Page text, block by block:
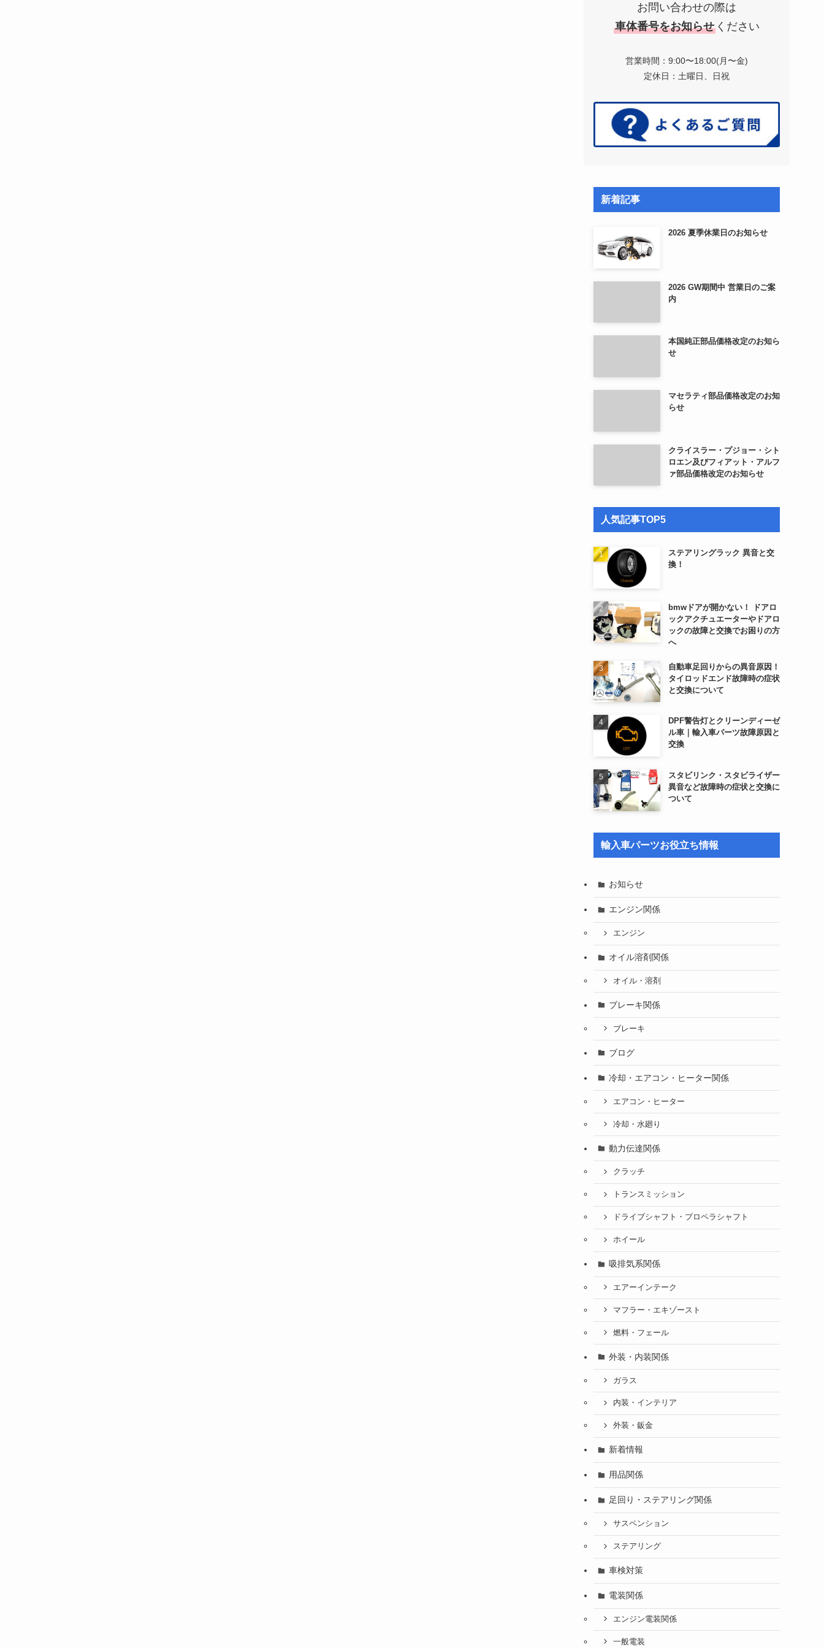
お問い合わせの際は
車体番号をお知らせ ください
営業時間：9:00〜18:00(月〜金)
定休日：土曜日、日祝
新着記事
2026 夏季休業日のお知らせ
2026 GW期間中 営業日のご案
内
本国純正部品価格改定のお知ら
せ
マセラティ部品価格改定のお知
らせ
クライスラー・プジョー・シト
ロエン及びフィアット・アルフ
ァ部品価格改定のお知らせ
人気記事TOP5
ステアリングラック 異音と交
換！
bmwドアが開かない！ ドアロ
ックアクチュエーターやドアロ
ックの故障と交換でお困りの方
へ
自動車足回りからの異音原因！
タイロッドエンド故障時の症状
と交換について
DPF警告灯とクリーンディーゼ
ル車｜輸入車パーツ故障原因と
交換
スタビリンク・スタビライザー
異音など故障時の症状と交換に
ついて
輸入車パーツお役立ち情報
お知らせ
エンジン関係
エンジン
オイル溶剤関係
オイル・溶剤
ブレーキ関係
ブレーキ
ブログ
冷却・エアコン・ヒーター関係
エアコン・ヒーター
冷却・水廻り
動力伝達関係
クラッチ
トランスミッション
ドライブシャフト・プロペラシャフト
ホイール
吸排気系関係
エアーインテーク
マフラー・エキゾースト
燃料・フェール
外装・内装関係
ガラス
内装・インテリア
外装・鈑金
新着情報
用品関係
足回り・ステアリング関係
サスペンション
ステアリング
車検対策
電装関係
エンジン電装関係
一般電装